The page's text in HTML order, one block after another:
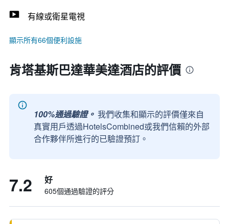
有線或衛星電視
顯示所有66個便利設施
肯塔基斯巴達華美達酒店的評價
100%通過驗證。 我們收集和顯示的評價僅來自
真實用戶透過HotelsCombined或我們信賴的外部
合作夥伴所進行的已驗證預訂。
7.2 好
605個通過驗證的評分